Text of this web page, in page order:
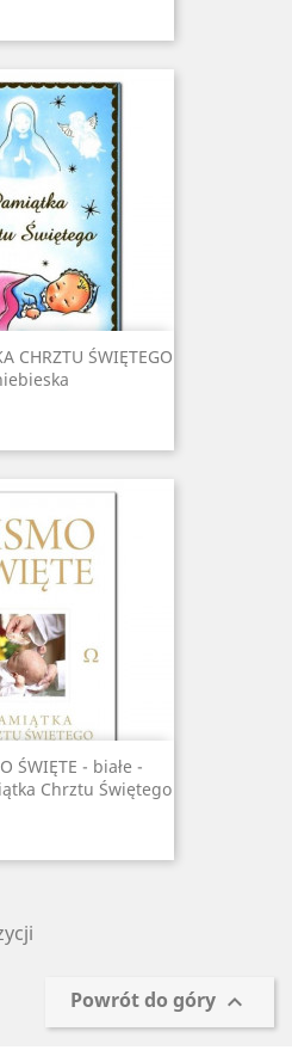
CHRZTU ŚWIĘTEGO
ŚWIĘTE - białe -
Chrztu Świętego
Powrót do góry 